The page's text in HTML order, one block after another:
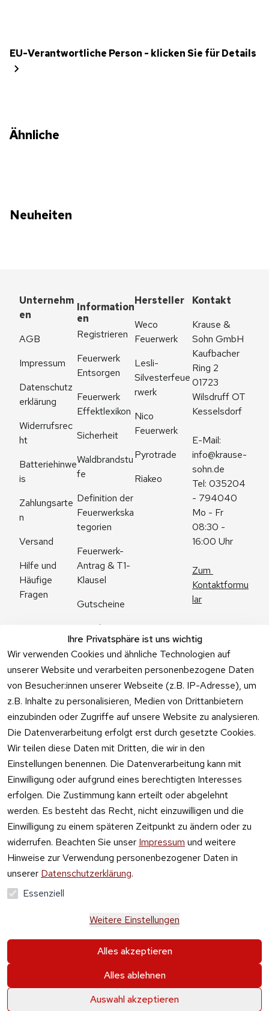
EU-Verantwortliche Person - klicken Sie für Details
Ähnliche
Neuheiten
Ihre Privatsphäre ist uns wichtig
Wir verwenden Cookies und ähnliche Technologien auf
unserer Website und verarbeiten personenbezogene Daten
von Besucher:innen unserer Webseite (z.B. IP-Adresse), um
z.B. Inhalte zu personalisieren, Medien von Drittanbietern
einzubinden oder Zugriffe auf unsere Website zu analysieren.
Die Datenverarbeitung erfolgt erst durch gesetzte Cookies.
Wir teilen diese Daten mit Dritten, die wir in den
Einstellungen benennen. Die Datenverarbeitung kann mit
Einwilligung oder aufgrund eines berechtigten Interesses
erfolgen. Die Zustimmung kann erteilt oder abgelehnt
werden. Es besteht das Recht, nicht einzuwilligen und die
Einwilligung zu einem späteren Zeitpunkt zu ändern oder zu
widerrufen. Beachten Sie unser Impressum und weitere
Hinweise zur Verwendung personenbezogener Daten in
unserer Datenschutzerklärung.
Essenziell
Weitere Einstellungen
Alles akzeptieren
Alles ablehnen
Auswahl akzeptieren
Unternehm
en
AGB
Impressum
Datenschutz
erklärung
Widerrufsrec
ht
Batteriehinwe
is
Zahlungsarte
n
Versand
Hilfe und
Häufige
Fragen
Information
en
Registrieren
Feuerwerk
Entsorgen
Feuerwerk
Effektlexikon
Sicherheit
Waldbrandstu
fe
Definition der
Feuerwerkska
tegorien
Feuerwerk-
Antrag & T1-
Klausel
Gutscheine
Angebote
Feuerwerk
Online kaufen
Hersteller
Weco
Feuerwerk
Lesli-
Silvesterfeue
rwerk
Nico
Feuerwerk
Pyrotrade
Riakeo
Kontakt
Krause &
Sohn GmbH
Kaufbacher
Ring 2
01723
Wilsdruff OT
Kesselsdorf
info@krause-
sohn.de
Tel: 035204
- 794040
Mo - Fr
08:30 -
16:00 Uhr
Zum
Kontaktformu
lar
Vertrag
widerrufen
Alle Preise verstehen sich inkl. der gesetzlichen
Krause & Sohn GmbH Kaufbacher Ring 2 01723
Wilsdruff OT Kesselsdorf